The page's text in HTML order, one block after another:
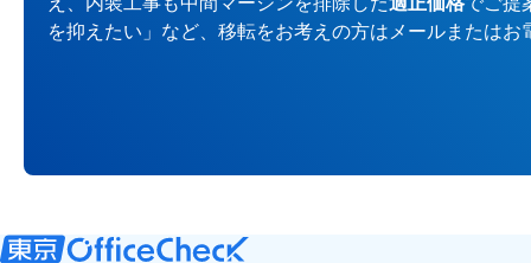
を抑えたい」など、移転をお考えの方はメールまたは